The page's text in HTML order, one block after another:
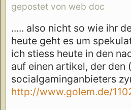
gepostet von web doc
..... also nicht so wie ihr
heute geht es um
ich stiess heute in den
auf einen artikel, der den
socialgaminganbieters
http://www.golem.de/